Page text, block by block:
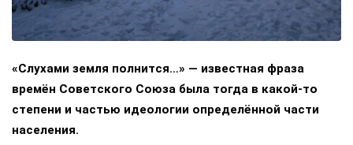
«Слухами земля полнится…» — известная фраза
времён Советского Союза была тогда в какой-то
степени и частью идеологии определённой части
населения.